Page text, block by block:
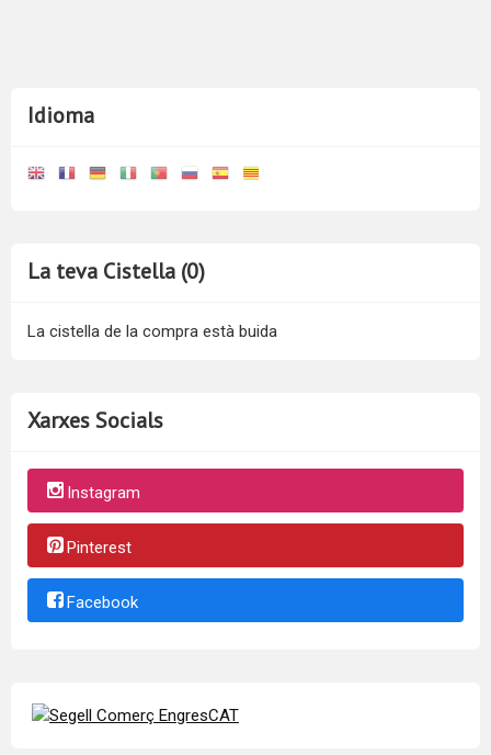
Idioma
La teva Cistella (0)
La cistella de la compra està buida
Xarxes Socials
Instagram
Pinterest
Facebook